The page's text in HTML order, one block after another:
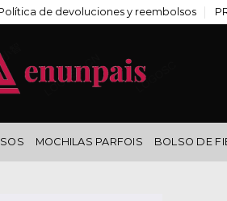
de devoluciones y reembolsos
MOCHILAS PARFOIS BOLSO DE